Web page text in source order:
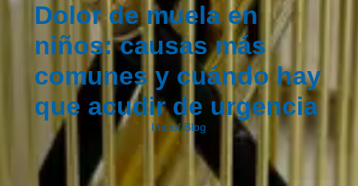
Dolor de muela en
niños: causas más
comunes y cuándo hay
que acudir de urgencia
Inicio/ Blog